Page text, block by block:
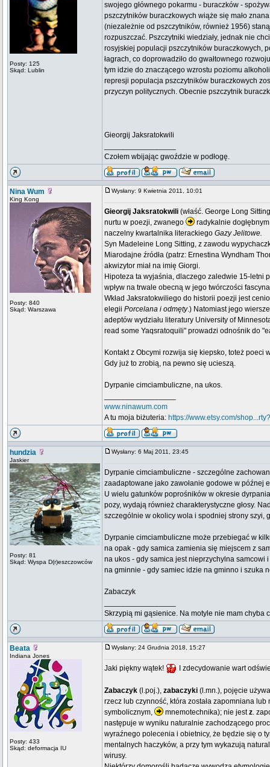
Posty: 125
Skąd: Lublin
swojego głównego pokarmu - buraczków -
pszczytników buraczkowych wiąże się mało
(niezależnie od pszczytników, również 1956)
rozpuszczać. Pszczytniki wiedziały, jednak nie
rosyjskiej populacji pszczytników buraczkowych,
łagrach, co doprowadziło do gwałtownego
tym idzie do znaczącego wzrostu poziomu
represji populacja pszczytników buraczkowych
przyczyn politycznych. Obecnie pszczytnik
Gieorgij Jaksratokwili
Czołem wbijając gwoździe w podłogę.
Nina Wum
King Kong
Posty: 840
Skąd: Warszawa
Wysłany: 9 Kwietnia 2011, 10:01
Gieorgij Jaksratokwili (właść. George Long
nurtu w poezji, zwanego
radykalnie
naczelny kwartalnika literackiego Gazy Jelitowe.
Syn Madeleine Long Sitting, z zawodu
Miarodajne źródła (patrz: Ernestina Wyndham
akwizytor miał na imię Giorgi.
Hipoteza ta wyjaśnia, dlaczego zaledwie 15-letni
wpływ na trwale obecną w jego twórczości
Wkład Jaksratokwiliego do historii poezji jest
elegii Porcelana i odmęty.) Natomiast jego
adeptów wydziału literatury University of
read some Yaqsratoquili" prowadzi odnośnik do
Kontakt z Obcymi rozwija się kiepsko, toteż poeci
Gdy już to zrobią, na pewno się ucieszą.
Dyrpanie cimciambuliczne, na ukos.
www.ninawum.com
A tu moja biżuteria: https://www.etsy.com/
hundzia
Jaskier
Posty: 81
Skąd: Wyspa D(r)eszczowców
Wysłany: 6 Maj 2011, 23:45
Dyrpanie cimciambuliczne - szczególne
zaadaptowane jako zawołanie godowe w późnej
U wielu gatunków poprośników w okresie
pozy, wydają również charakterystyczne głosy.
szczególnie w okolicy wola i spodniej strony szyi,
Dyrpanie cimciambuliczne może przebiegać w
na opak - gdy samica zamienia się miejscem z
na ukos - gdy samica jest nieprzychylna samcowi
na gminnie - gdy samiec idzie na gminno i szuka
Zabaczyk
Skrzypią mi gąsienice. Na motyle nie mam chyba
Beata
Indiana Jones
Posty: 433
Skąd: deformacja IU
Wysłany: 24 Grudnia 2018, 15:27
Jaki piękny wątek! I zdecydowanie wart
Zabaczyk (l.poj.), zabaczyki (l.mn.), pojęcie
rzecz lub czynność, która została zapomniana lub
symbolicznym,
mnemotechnika); nie jestz.
następuje w wyniku naturalnie zachodzącego
wyraźnego polecenia i obietnicy, że będzie się o
mentalnych haczyków, a przy tym wykazują
wirusy.